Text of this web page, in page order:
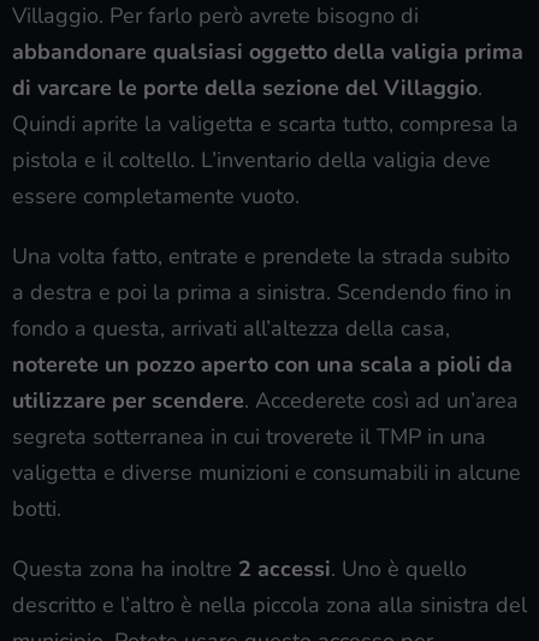
Villaggio. Per farlo però avrete bisogno di
abbandonare qualsiasi oggetto della valigia prima
di varcare le porte della sezione del Villaggio.
Quindi aprite la valigetta e scarta tutto, compresa la
pistola e il coltello. L’inventario della valigia deve
essere completamente vuoto.
Una volta fatto, entrate e prendete la strada subito
a destra e poi la prima a sinistra. Scendendo fino in
fondo a questa, arrivati all’altezza della casa,
noterete un pozzo aperto con una scala a pioli da
utilizzare per scendere. Accederete così ad un’area
segreta sotterranea in cui troverete il TMP in una
valigetta e diverse munizioni e consumabili in alcune
botti.
Questa zona ha inoltre 2 accessi. Uno è quello
descritto e l’altro è nella piccola zona alla sinistra del